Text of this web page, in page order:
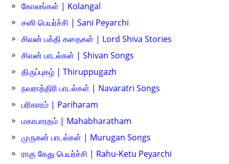
கோலங்கள் | Kolangal
சனி பெயர்ச்சி | Sani Peyarchi
சிவன் பக்தி கதைகள் | Lord Shiva Stories
சிவன் பாடல்கள் | Shivan Songs
திருப்புகழ் | Thiruppugazh
நவராத்திரி பாடல்கள் | Navaratri Songs
பரிகாரம் | Pariharam
மகாபாரதம் | Mahabharatham
முருகன் பாடல்கள் | Murugan Songs
ராகு கேது பெயர்ச்சி | Rahu-Ketu Peyarchi